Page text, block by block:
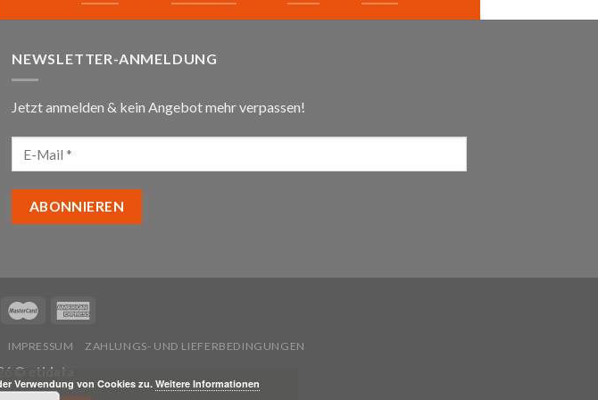
NEWSLETTER-ANMELDUNG
Jetzt anmelden & kein Angebot mehr verpassen!
IMPRESSUM ZAHLUNGS- UND LIEFERBEDINGUNGEN
© etidata
Verwendung von Cookies zu. Weitere Informationen